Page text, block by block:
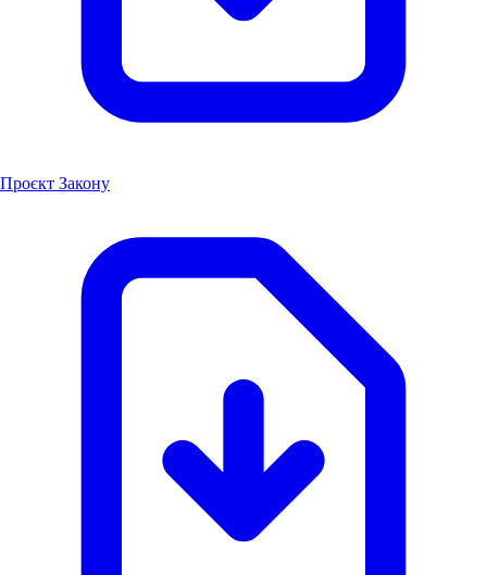
Проєкт Закону